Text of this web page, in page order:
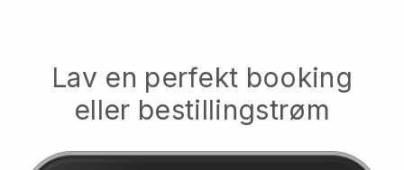
Lav en perfekt booking
eller bestillingstrøm